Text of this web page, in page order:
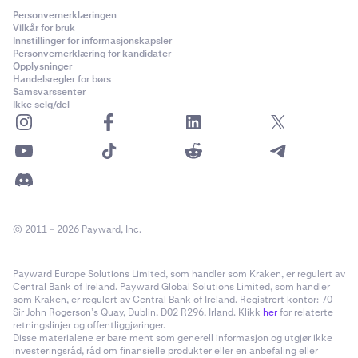
15 000 000 USD
1 000 USD
Klasse C (25x)
0,01
1 000 USD
Klasse C (25x)
24 timer/dag, 7 dager/uke, 365 dager/år (ekskludert
vedlikehold)
Gebyrstruktur
Kraken Derivatives bruker en maker-taker
gebyrstruktur
Gebyrer beregnes som en prosentandel av den nominelle
automatisk rullering eller finansieringsutbetalinger – disse skjer
De evigvarende derivatene utløper ikke, noe som betyr at
posisjoner i kontrakten aldri «utløper» eller «forfaller», men det
er en avregningsprosess hver time som anvender finansiering for
å forankre spotverdien til indeksen. Se Siste handelfor mer
brukes i API-et og kontologgene. Begge refererer til
Bitcoin (BTC).
Metode for PnL-oppgjør
Inverse derivater er kontantavgjort i grunnvaluta
Kraken Derivatives bruker enmaker-taker gebyrstruktur.
Gebyrer beregnes som en prosentandel av den nominelle
ordreverdien for en matchet handel.
Personvernerklæringen
Vilkår for bruk
Innstillinger for informasjonskapsler
Personvernerklæring for kandidater
Opplysninger
Handelsregler for børs
Samsvarssenter
Ikke selg/del
© 2011 – 2026 Payward, Inc.
Payward Europe Solutions Limited, som handler som Kraken, er regulert av
Central Bank of Ireland. Payward Global Solutions Limited, som handler
som Kraken, er regulert av Central Bank of Ireland. Registrert kontor: 70
Sir John Rogerson’s Quay, Dublin, D02 R296, Irland. Klikk herfor relaterte
retningslinjer og offentliggjøringer.
Disse materialene er bare ment som generell informasjon og utgjør ikke
investeringsråd, råd om finansielle produkter eller en anbefaling eller